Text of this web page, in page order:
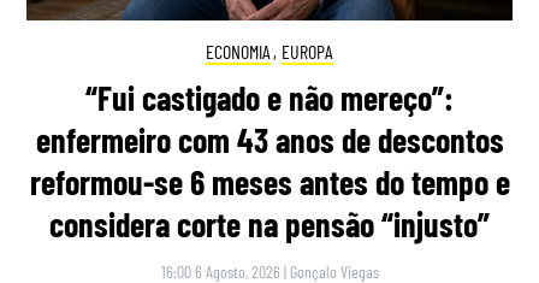
ECONOMIA , EUROPA
“Fui castigado e não mereço”:
enfermeiro com 43 anos de descontos
reformou-se 6 meses antes do tempo e
considera corte na pensão “injusto”
16:00 6 Agosto, 2026 | Gonçalo Viegas